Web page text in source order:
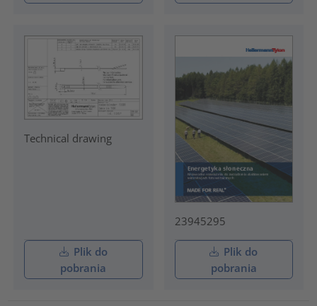
Technical drawing
Plik do
pobrania
23945295
Plik do
pobrania